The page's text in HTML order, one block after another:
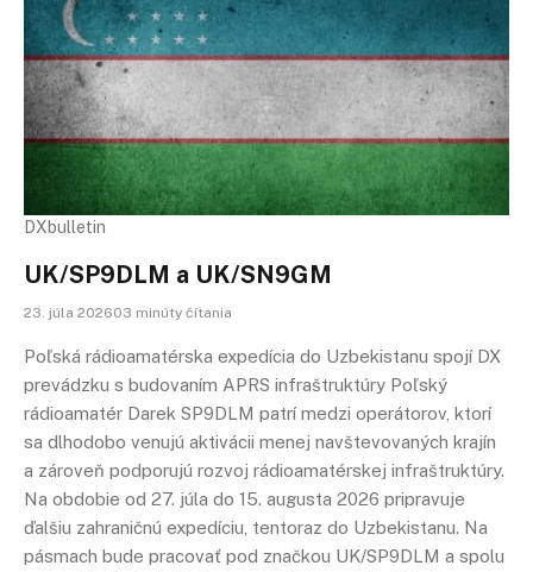
DXbulletin
UK/SP9DLM a UK/SN9GM
23. júla 202603 minúty čítania
Poľská rádioamatérska expedícia do Uzbekistanu spojí DX
prevádzku s budovaním APRS infraštruktúry Poľský
rádioamatér Darek SP9DLM patrí medzi operátorov, ktorí
sa dlhodobo venujú aktivácii menej navštevovaných krajín
a zároveň podporujú rozvoj rádioamatérskej infraštruktúry.
Na obdobie od 27. júla do 15. augusta 2026 pripravuje
ďalšiu zahraničnú expedíciu, tentoraz do Uzbekistanu. Na
pásmach bude pracovať pod značkou UK/SP9DLM a spolu